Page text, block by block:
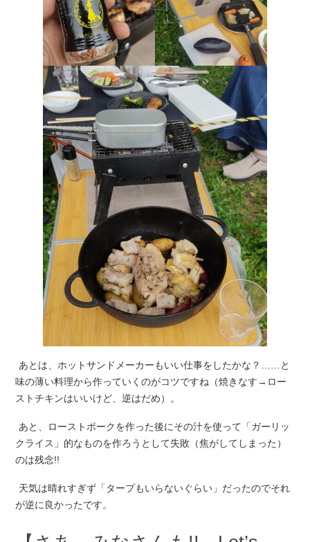
あとは、ホットサンドメーカーもいい仕事をしたかな？……と
味の薄い料理から作っていくのがコツですね（焼きなす→ロー
ストチキンはいいけど、逆はだめ）。
あと、ローストポークを作った後にその汁を使って「ガーリッ
クライス」的なものを作ろうとして失敗（焦がしてしまった）
のは残念!!
天気は晴れすぎず「タープもいらないぐらい」だったのでそれ
が逆に良かったです。